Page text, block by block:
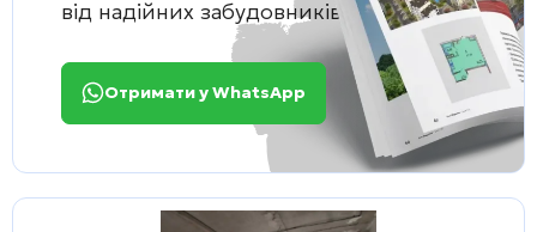
від надійних забудовників
Отримати у WhatsApp